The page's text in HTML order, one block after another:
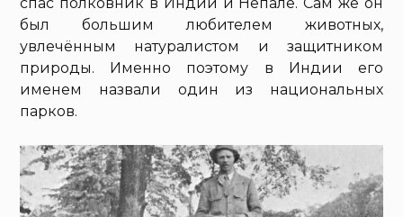
был большим любителем животных,
увлечённым натуралистом и защитником
природы. Именно поэтому в Индии его
именем назвали один из национальных
парков.